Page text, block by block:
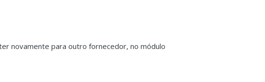
novamente para outro fornecedor, no módulo